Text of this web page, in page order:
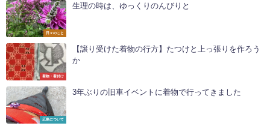
日々のこと
生理の時は、ゆっくりのんびりと
着物・着付け
【譲り受けた着物の行方】たつけと上っ張りを作ろう
か
広島について
3年ぶりの旧車イベントに着物で行ってきました